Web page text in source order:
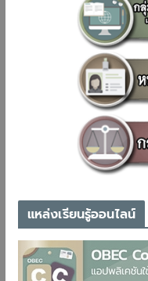
แหล่งเรียนรู้ออนไลน์